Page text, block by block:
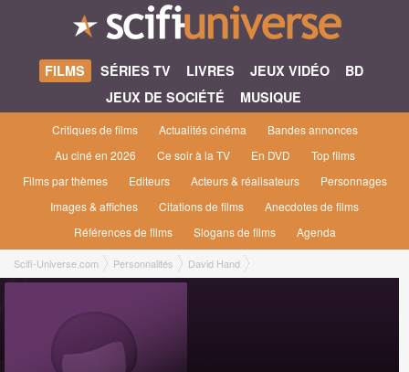
FILMS SÉRIES TV LIVRES JEUX VIDÉO
BD
JEUX DE SOCIÉTÉ
MUSIQUE
Critiques de films Actualités cinéma
Bandes annonces
Au ciné en 2026
Ce soir à la TV En DVD
Top films
Films par thèmes
Editeurs Acteurs & réalisateurs
Personnages
Images & affiches
Citations de films
Anecdotes de films
Références de films
Slogans de films Agenda
Scifi-Universe.com Personnalités David Hand